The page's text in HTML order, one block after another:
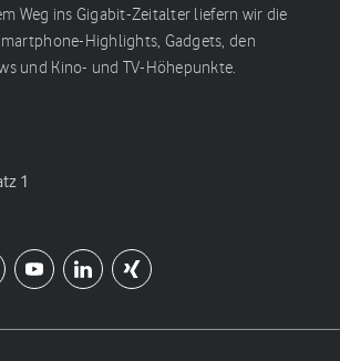
Weg ins Gigabit-Zeitalter liefern wir die
Highlights, Gadgets, den
und Kino- und TV-Höhepunkte.
1